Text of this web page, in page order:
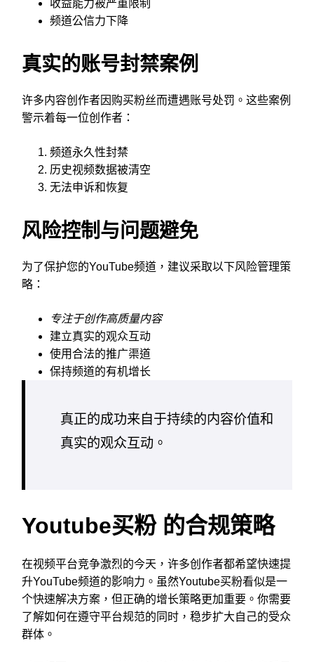
收益能力被严重限制
频道公信力下降
真实的账号封禁案例
许多内容创作者因购买粉丝而遭遇账号处罚。这些案例
警示着每一位创作者：
频道永久性封禁
历史视频数据被清空
无法申诉和恢复
风险控制与问题避免
为了保护您的YouTube频道，建议采取以下风险管理策
略：
专注于创作高质量内容
建立真实的观众互动
使用合法的推广渠道
保持频道的有机增长
真正的成功来自于持续的内容价值和
真实的观众互动。
Youtube买粉 的合规策略
在视频平台竞争激烈的今天，许多创作者都希望快速提
升YouTube频道的影响力。虽然Youtube买粉看似是一
个快速解决方案，但正确的增长策略更加重要。你需要
了解如何在遵守平台规范的同时，稳步扩大自己的受众
群体。